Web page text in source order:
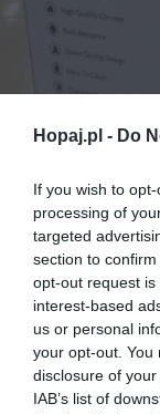
Hopaj.pl - Do
If you wish to
processing of
targeted
section to
opt-out request
interest-based
us or personal
your opt-out. You
disclosure of
IAB’s list of
Komentuj Dodaj do